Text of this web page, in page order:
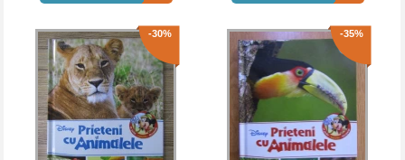
-30% -35%